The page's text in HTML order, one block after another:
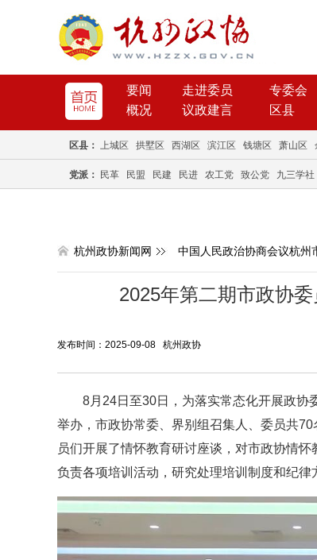
要闻 走进委员
专委会
概况
议政建言 区县
区县： 上城区 拱墅区 西湖区 滨江区 钱塘区 萧山区
党派： 民革 民盟 民建 民进 农工党 致公党 九三学社
杭州政协新闻网 中国人民政治协商会议杭州
2025年第二期市政协
发布时间：2025-09-08 杭州政协
8月24日至30日，为落实常态化开展政协
举办，市政协常委、界别组召集人、委员共
员们开展了情怀教育研讨座谈，对市政协情
负责各项培训活动，研究处理培训制度和纪律